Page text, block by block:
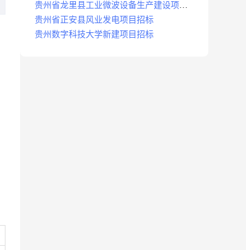
规定
贵州省龙里县工业微波设备生产建设项目
招标
贵州省正安县风业发电项目招标
贵州数字科技大学新建项目招标